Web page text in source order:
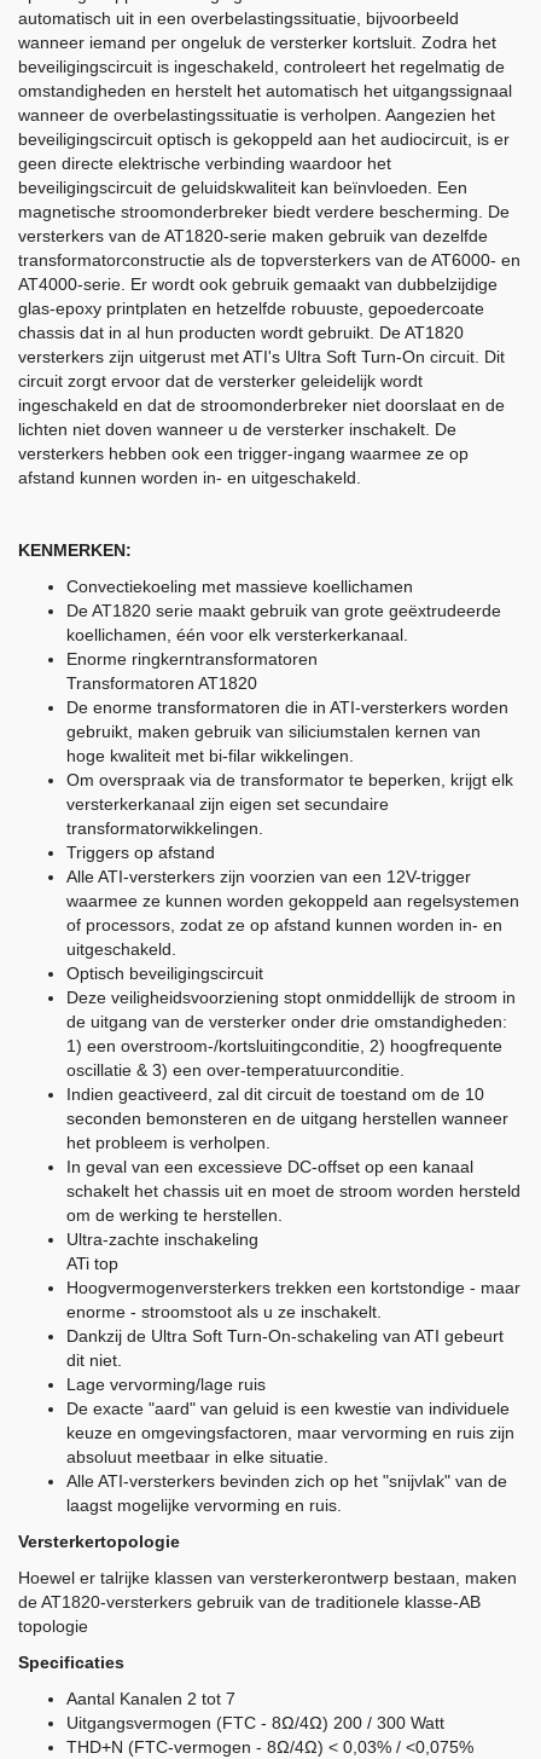
automatisch uit in een overbelastingssituatie, bijvoorbeeld
wanneer iemand per ongeluk de versterker kortsluit. Zodra het
beveiligingscircuit is ingeschakeld, controleert het regelmatig de
omstandigheden en herstelt het automatisch het uitgangssignaal
wanneer de overbelastingssituatie is verholpen. Aangezien het
beveiligingscircuit optisch is gekoppeld aan het audiocircuit, is er
geen directe elektrische verbinding waardoor het
beveiligingscircuit de geluidskwaliteit kan beïnvloeden. Een
magnetische stroomonderbreker biedt verdere bescherming. De
versterkers van de AT1820-serie maken gebruik van dezelfde
transformatorconstructie als de topversterkers van de AT6000- en
AT4000-serie. Er wordt ook gebruik gemaakt van dubbelzijdige
glas-epoxy printplaten en hetzelfde robuuste, gepoedercoate
chassis dat in al hun producten wordt gebruikt. De AT1820
versterkers zijn uitgerust met ATI's Ultra Soft Turn-On circuit. Dit
circuit zorgt ervoor dat de versterker geleidelijk wordt
ingeschakeld en dat de stroomonderbreker niet doorslaat en de
lichten niet doven wanneer u de versterker inschakelt. De
versterkers hebben ook een trigger-ingang waarmee ze op
afstand kunnen worden in- en uitgeschakeld.
KENMERKEN:
Convectiekoeling met massieve koellichamen
De AT1820 serie maakt gebruik van grote geëxtrudeerde
koellichamen, één voor elk versterkerkanaal.
Enorme ringkerntransformatoren
Transformatoren AT1820
De enorme transformatoren die in ATI-versterkers worden
gebruikt, maken gebruik van siliciumstalen kernen van
hoge kwaliteit met bi-filar wikkelingen.
Om overspraak via de transformator te beperken, krijgt elk
versterkerkanaal zijn eigen set secundaire
transformatorwikkelingen.
Triggers op afstand
Alle ATI-versterkers zijn voorzien van een 12V-trigger
waarmee ze kunnen worden gekoppeld aan regelsystemen
of processors, zodat ze op afstand kunnen worden in- en
uitgeschakeld.
Optisch beveiligingscircuit
Deze veiligheidsvoorziening stopt onmiddellijk de stroom in
de uitgang van de versterker onder drie omstandigheden:
1) een overstroom-/kortsluitingconditie, 2) hoogfrequente
oscillatie & 3) een over-temperatuurconditie.
Indien geactiveerd, zal dit circuit de toestand om de 10
seconden bemonsteren en de uitgang herstellen wanneer
het probleem is verholpen.
In geval van een excessieve DC-offset op een kanaal
schakelt het chassis uit en moet de stroom worden hersteld
om de werking te herstellen.
Ultra-zachte inschakeling
ATi top
Hoogvermogenversterkers trekken een kortstondige - maar
enorme - stroomstoot als u ze inschakelt.
Dankzij de Ultra Soft Turn-On-schakeling van ATI gebeurt
dit niet.
Lage vervorming/lage ruis
De exacte "aard" van geluid is een kwestie van individuele
keuze en omgevingsfactoren, maar vervorming en ruis zijn
absoluut meetbaar in elke situatie.
Alle ATI-versterkers bevinden zich op het "snijvlak" van de
laagst mogelijke vervorming en ruis.
Versterkertopologie
Hoewel er talrijke klassen van versterkerontwerp bestaan, maken
de AT1820-versterkers gebruik van de traditionele klasse-AB
topologie
Specificaties
Aantal Kanalen 2 tot 7
Uitgangsvermogen (FTC - 8Ω/4Ω) 200 / 300 Watt
THD+N (FTC-vermogen - 8Ω/4Ω) < 0,03% / <0,075%